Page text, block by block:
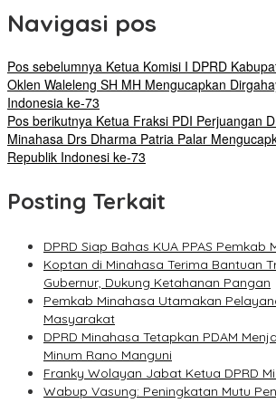
Navigasi pos
Pos sebelumnya Ketua Komisi I DPRD
Oklen Waleleng SH MH Mengucapkan
Indonesia ke-73
Pos berikutnya Ketua Fraksi PDI Perjuangan
Minahasa Drs Dharma Patria Palar
Republik Indonesi ke-73
Posting Terkait
DPRD Siap Bahas KUA PPAS Pemkab
Koptan di Minahasa Terima Bantuan
Gubernur, Dukung Ketahanan Pangan
Pemkab Minahasa Utamakan
Masyarakat
DPRD Minahasa Tetapkan PDAM
Minum Rano Manguni
Franky Wolayan Jabat Ketua DPRD
Wabup Vasung: Peningkatan Mutu